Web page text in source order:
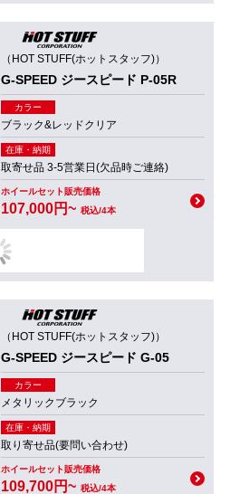
（HOT STUFF(ホットスタッフ)）
G-SPEED ジースピード P-05R
カラー
ブラック&レッドクリア
在庫・納期
取寄せ品 3-5営業日(欠品時ご連絡)
ホイールセット販売価格
107,000円~ 税込/4本
（HOT STUFF(ホットスタッフ)）
G-SPEED ジースピード G-05
カラー
メタリックブラック
在庫・納期
取り寄せ品(要問い合わせ)
ホイールセット販売価格
109,700円~ 税込/4本